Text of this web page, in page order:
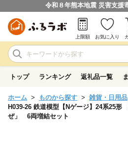
令和８年熊本地震 災害支援
上限額 お気に入り
トップ ランキング 返礼品一覧
ホーム ものから探す 雑貨・日用品
H039-26 鉄道模型【Nゲージ】24系25
ぜ」 6両増結セット